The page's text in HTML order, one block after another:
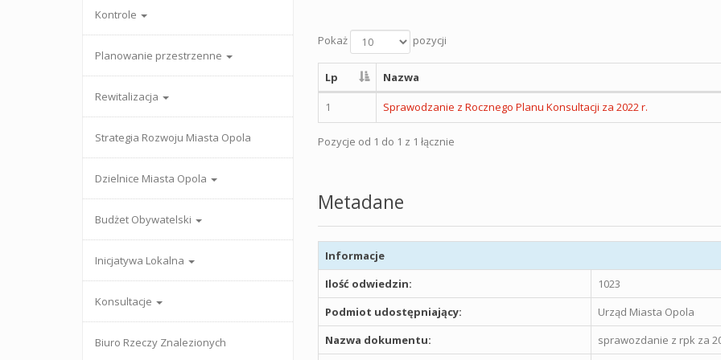
Kontrole
Planowanie przestrzenne
Rewitalizacja
Strategia Rozwoju Miasta Opola
Dzielnice Miasta Opola
Budżet Obywatelski
Inicjatywa Lokalna
Konsultacje
Biuro Rzeczy Znalezionych
Pokaż pozycji
Lp Nazwa
1 Sprawodzanie z Rocznego Planu Konsultacji za 2022 r.
Pozycje od 1 do 1 z 1 łącznie
Metadane
Informacje
Ilość odwiedzin:
1023
Podmiot udostępniający:
Urząd Miasta Opola
Nazwa dokumentu:
sprawozdanie z rpk za